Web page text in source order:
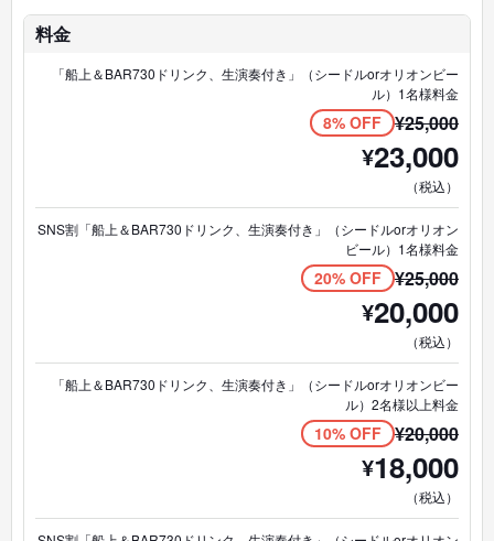
・最大10名まで
・写真撮影OK
料金
「船上＆BAR730ドリンク、生演奏付き」（シードルorオリオンビー
ル）1名様料金
8% OFF ¥25,000
¥23,000
（税込）
SNS割「船上＆BAR730ドリンク、生演奏付き」（シードルorオリオン
ビール）1名様料金
20% OFF ¥25,000
¥20,000
（税込）
「船上＆BAR730ドリンク、生演奏付き」（シードルorオリオンビー
ル）2名様以上料金
10% OFF ¥20,000
¥18,000
（税込）